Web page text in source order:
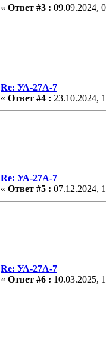
« Ответ #3 : 09.09.2024,
Re: УА-27А-7
« Ответ #4 : 23.10.2024,
Re: УА-27А-7
« Ответ #5 : 07.12.2024,
Re: УА-27А-7
« Ответ #6 : 10.03.2025,